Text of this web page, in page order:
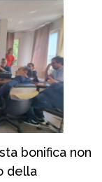
bonifica non
della